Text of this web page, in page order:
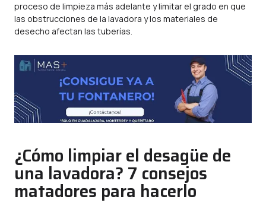
proceso de limpieza más adelante y limitar el grado en que
las obstrucciones de la lavadora y los materiales de
desecho afectan las tuberías.
¿Cómo limpiar el desagüe de
una lavadora? 7 consejos
matadores para hacerlo